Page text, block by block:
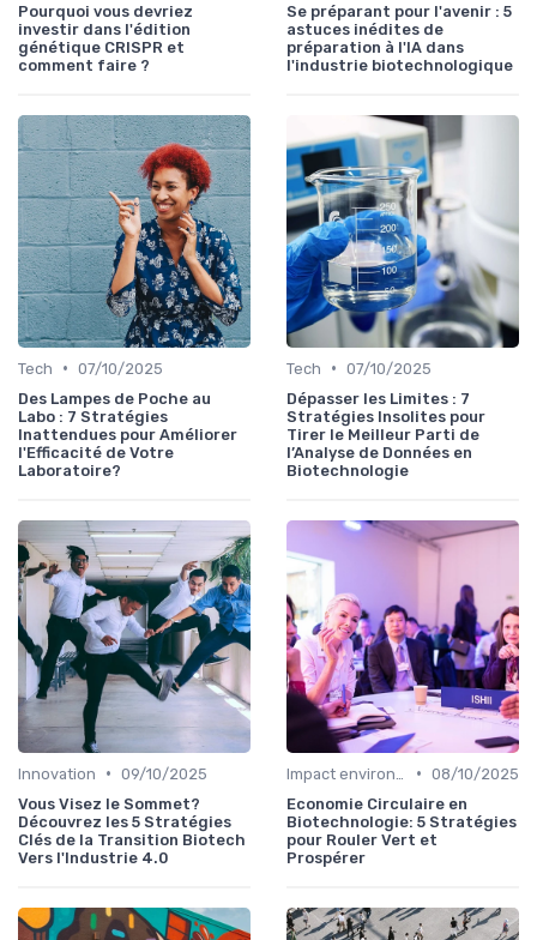
Pourquoi vous devriez
investir dans l'édition
génétique CRISPR et
comment faire ?
Se préparant pour l'avenir : 5
astuces inédites de
préparation à l'IA dans
l'industrie biotechnologique
Tech • 07/10/2025
Des Lampes de Poche au
Labo : 7 Stratégies
Inattendues pour Améliorer
l'Efficacité de Votre
Laboratoire?
Tech • 07/10/2025
Dépasser les Limites : 7
Stratégies Insolites pour
Tirer le Meilleur Parti de
l’Analyse de Données en
Biotechnologie
Innovation • 09/10/2025
Vous Visez le Sommet?
Découvrez les 5 Stratégies
Clés de la Transition Biotech
Vers l'Industrie 4.0
• 08/10/2025
Economie Circulaire en
Biotechnologie: 5 Stratégies
pour Rouler Vert et
Prospérer